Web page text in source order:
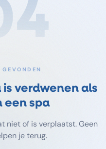
is verdwenen als
een spa
niet of is verplaatst. Geen
je terug.